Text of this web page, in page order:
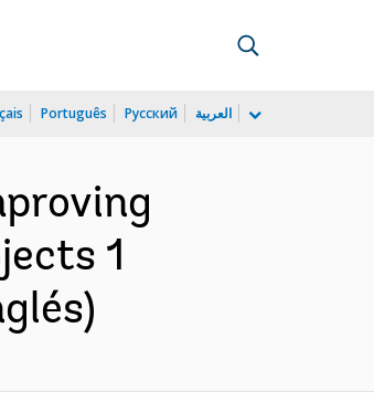
Português Русский العربية
1